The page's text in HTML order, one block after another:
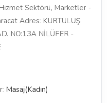
Sektörü, Marketler -
Adres: KURTULUŞ
NO:13A NİLÜFER -
Masaj(Kadın)